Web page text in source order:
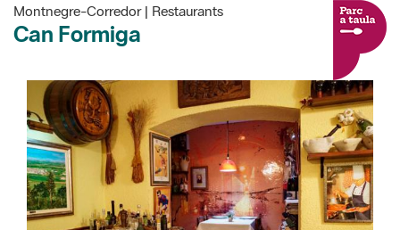
Montnegre-Corredor | Restaurants
Can Formiga